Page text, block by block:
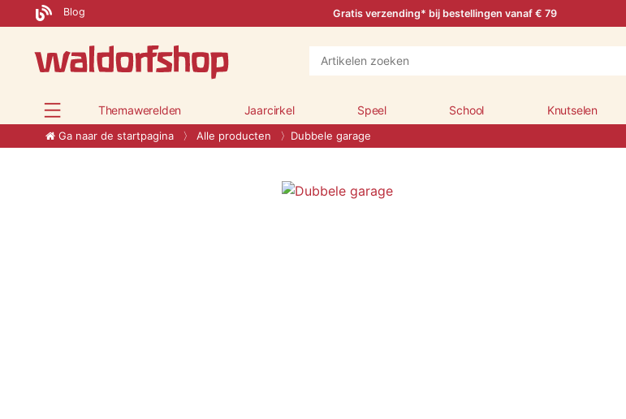
Blog Gratis verzending* bij bestellingen vanaf € 79
Themawerelden Jaarcirkel Speel School Knutselen
Ga naar de startpagina Alle producten Dubbele garage